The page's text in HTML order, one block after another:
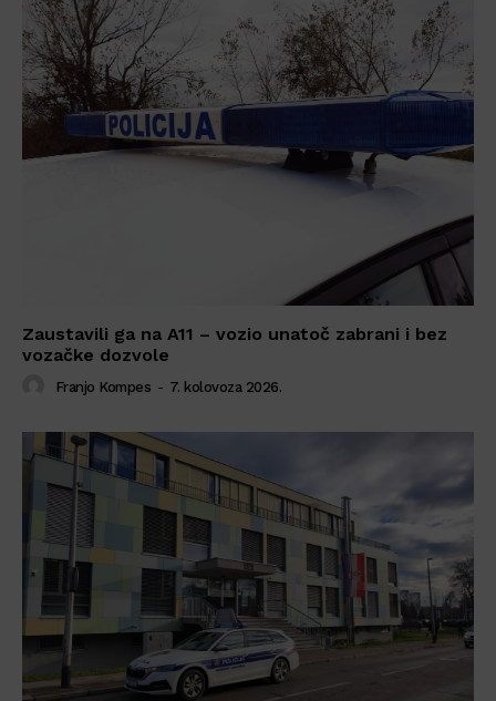
Zaustavili ga na A11 – vozio unatoč zabrani i bez
vozačke dozvole
Franjo Kompes - 7. kolovoza 2026.